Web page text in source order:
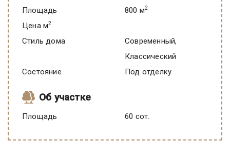
Площадь
800 м2
Цена м2
Стиль дома
Современный,
Классический
Состояние
под отделку
Об участке
Площадь 60 сот.